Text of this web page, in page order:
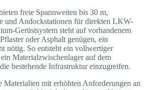
freie Spannweiten bis 30 m,
und Andockstationen für direkten LKW-
Gerüstsystem steht auf vorhandenem
oder Asphalt genügen, ein
nötig. So entsteht ein vollwertiger
Materialzwischenlager auf dem
bestehende Infrastruktur einzugreifen.
Materialien mit erhöhten Anforderungen an